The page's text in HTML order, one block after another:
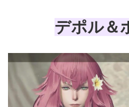
デポル＆